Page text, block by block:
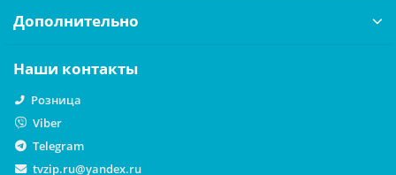
Дополнительно
Наши контакты
Розница
Viber
Telegram
tvzip.ru@yandex.ru